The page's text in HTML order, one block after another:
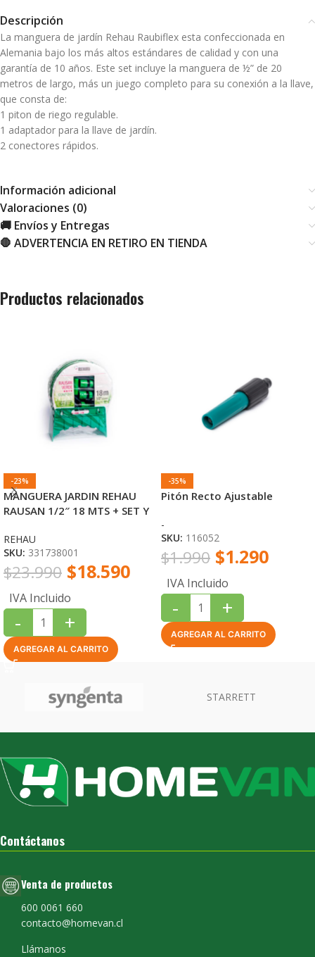
Descripción
La manguera de jardín Rehau Raubiflex esta confeccionada en
Alemania bajo los más altos estándares de calidad y con una
garantía de 10 años. Este set incluye la manguera de ½” de 20
metros de largo, más un juego completo para su conexión a la llave,
que consta de:
1 piton de riego regulable.
1 adaptador para la llave de jardín.
2 conectores rápidos.
Información adicional
Valoraciones (0)
🚚 Envíos y Entregas
🛑 ADVERTENCIA EN RETIRO EN TIENDA
Productos relacionados
-23%
MANGUERA JARDIN REHAU
RAUSAN 1/2″ 18 MTS + SET Y
REHAU
SKU: 331738001
$23.990 $18.590
IVA Incluido
- +
AGREGAR AL CARRITO
-35%
Pitón Recto Ajustable
-
SKU: 116052
$1.990 $1.290
IVA Incluido
- +
AGREGAR AL CARRITO
Contáctanos
Venta de productos
600 0061 660
contacto@homevan.cl
Llámanos